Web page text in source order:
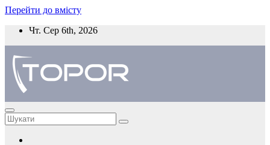
Перейти до вмісту
Чт. Сер 6th, 2026